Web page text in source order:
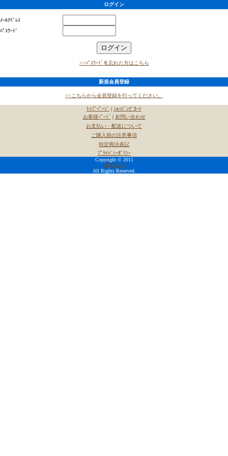
ログイン
ﾒｰﾙｱﾄﾞﾚｽ
ﾊﾟｽﾜｰﾄﾞ
>>ﾊﾟｽﾜｰﾄﾞを忘れた方はこちら
新規会員登録
>>こちらから会員登録を行ってください。
ﾄｯﾌﾟﾍﾟｰｼﾞ | ｼｮｯﾋﾟﾝｸﾞｶｰﾄ
お客様ﾍﾟｰｼﾞ | お問い合わせ
お支払い・配送について
ご購入前の注意事項
特定商法表記
ﾌﾟﾗｲﾊﾞｼｰﾎﾟﾘｼｰ
Copyright © 2011
TIMEBOX
All Rights Reserved.